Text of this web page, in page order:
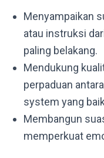
Menyampaikan
atau instruksi
paling belakang.
Mendukung
perpaduan
system yang
Membangun
memperkuat